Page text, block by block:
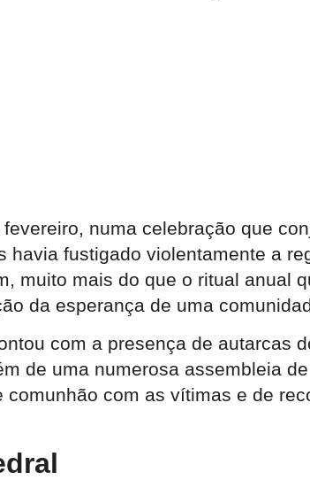
numa celebração que
fustigado violentamente a
muito mais do que o ritual anual
da esperança de uma
com a presença de autarcas
de uma numerosa assembleia
com as vítimas e de